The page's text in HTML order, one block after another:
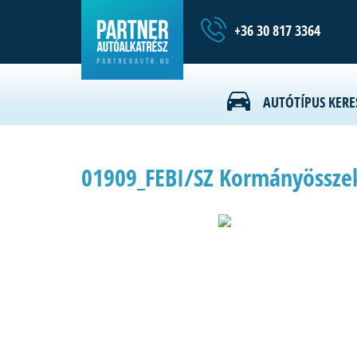
+36 30 817 3364
AUTÓTÍPUS
01909_FEBI/SZ